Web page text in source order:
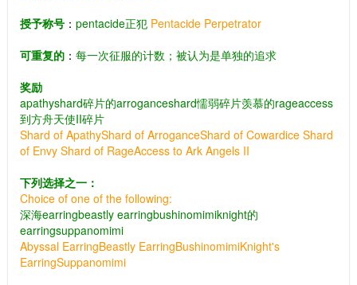
授予称号 ： pentacide正犯 Pentacide Perpetrator
可重复的 ： 每一次征服的计数；被认为是单独的追求
奖励
apathyshard碎片的arroganceshard懦弱碎片羡慕的rageaccess
到方舟天使II碎片
Shard of ApathyShard of ArroganceShard of Cowardice Shard
of Envy Shard of RageAccess to Ark Angels II
下列选择之一：
Choice of one of the following:
深海earringbeastly earringbushinomimiknight的
earringsuppanomimi
Abyssal EarringBeastly EarringBushinomimiKnight's
EarringSuppanomimi